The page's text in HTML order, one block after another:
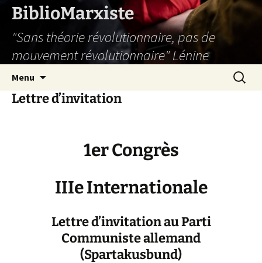
Aller
contenu
BiblioMarxiste
"Sans théorie révolutionnaire, pas de
mouvement révolutionnaire" Lénine
Menu
Lettre d’invitation
1er Congrès
IIIe Internationale
Lettre d’invitation au Parti
Communiste allemand
(Spartakusbund)